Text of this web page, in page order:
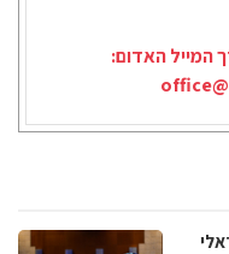
המייל האדום: